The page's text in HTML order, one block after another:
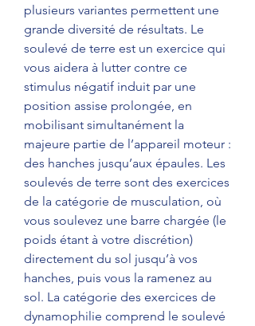
plusieurs variantes permettent une
grande diversité de résultats. Le
soulevé de terre est un exercice qui
vous aidera à lutter contre ce
stimulus négatif induit par une
position assise prolongée, en
mobilisant simultanément la
majeure partie de l’appareil moteur :
des hanches jusqu’aux épaules. Les
soulevés de terre sont des exercices
de la catégorie de musculation, où
vous soulevez une barre chargée (le
poids étant à votre discrétion)
directement du sol jusqu’à vos
hanches, puis vous la ramenez au
sol. La catégorie des exercices de
dynamophilie comprend le soulevé